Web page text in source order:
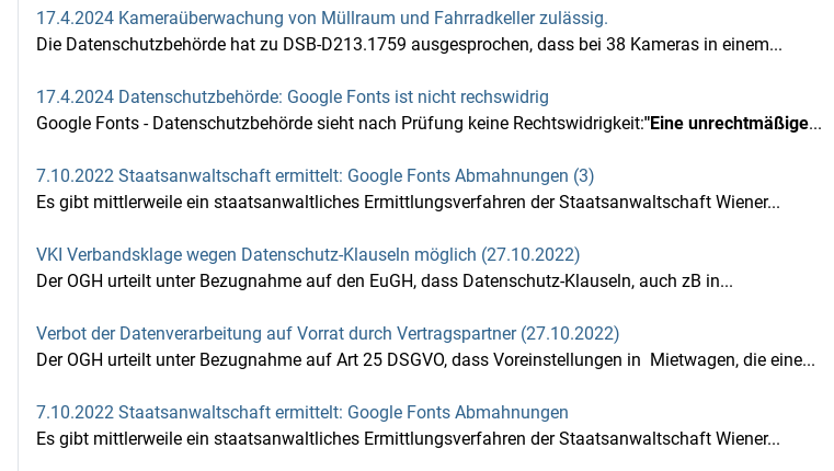
17.4.2024 Kameraüberwachung von Müllraum und Fahrradkeller zulässig.
Die Datenschutzbehörde hat zu DSB-D213.1759 ausgesprochen, dass bei 38 Kameras in einem...
17.4.2024 Datenschutzbehörde: Google Fonts ist nicht rechswidrig
Google Fonts - Datenschutzbehörde sieht nach Prüfung keine Rechtswidrigkeit:"Eine unrechtmäßige...
7.10.2022 Staatsanwaltschaft ermittelt: Google Fonts Abmahnungen (3)
Es gibt mittlerweile ein staatsanwaltliches Ermittlungsverfahren der Staatsanwaltschaft Wiener...
VKI Verbandsklage wegen Datenschutz-Klauseln möglich (27.10.2022)
Der OGH urteilt unter Bezugnahme auf den EuGH, dass Datenschutz-Klauseln, auch zB in...
Verbot der Datenverarbeitung auf Vorrat durch Vertragspartner (27.10.2022)
Der OGH urteilt unter Bezugnahme auf Art 25 DSGVO, dass Voreinstellungen in Mietwagen, die eine...
7.10.2022 Staatsanwaltschaft ermittelt: Google Fonts Abmahnungen
Es gibt mittlerweile ein staatsanwaltliches Ermittlungsverfahren der Staatsanwaltschaft Wiener...